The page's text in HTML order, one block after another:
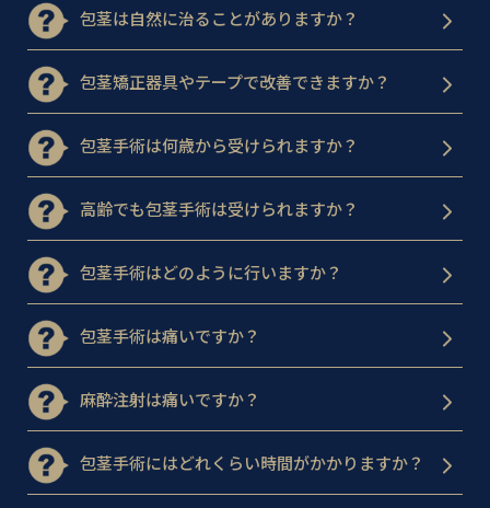
包茎は自然に治ることがありますか？
包茎矯正器具やテープで改善できますか？
包茎手術は何歳から受けられますか？
高齢でも包茎手術は受けられますか？
包茎手術はどのように行いますか？
包茎手術は痛いですか？
麻酔注射は痛いですか？
包茎手術にはどれくらい時間がかかりますか？